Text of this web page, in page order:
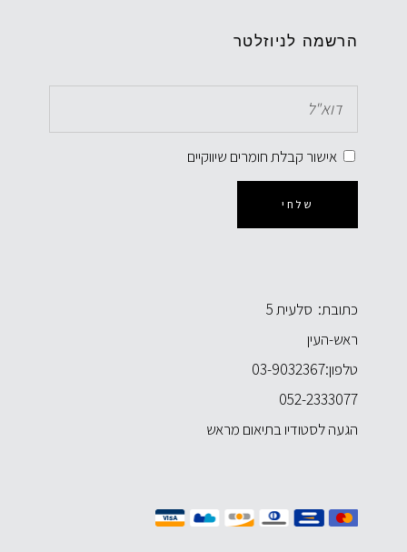
הרשמה לניוזלטר
אישור קבלת חומרים שיווקיים
שלחי
כתובת: סלעית 5
ראש-העין
טלפון:03-9032367
052-2333077
הגעה לסטודיו בתיאום מראש